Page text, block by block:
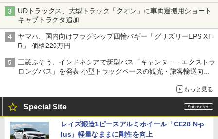
UDトラックス、大型トラック「クオン」に車両運搬用ショート
キャブトラクタ追加
ヤマハ、国内向けフラグシップ四輪バギー「グリズリーEPS XT-
R」 価格220万円
三菱ふそう、インドネシアで新型バス「キャンター・エクストラ
ロングバス」を発表 小型トラックベースの観光・旅客輸送向け
もっと見る
Special Site
レイズ鍛造1ピースアルミホイール「CE28 N-p
lus」軽量なままに剛性を向上